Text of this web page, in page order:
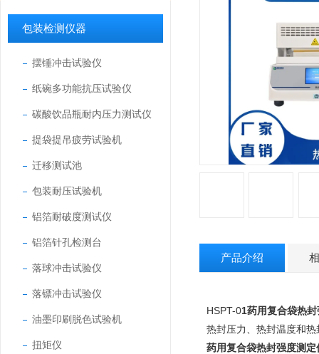
包装检测仪器
摆锤冲击试验仪
纸碗多功能抗压试验仪
碳酸饮品瓶耐内压力测试仪
提袋提吊疲劳试验机
迁移测试池
包装耐压试验机
铝箔耐破度测试仪
铝箔针孔检测台
落球冲击试验仪
落镖冲击试验仪
油墨印刷脱色试验机
扭矩仪
产品介绍
HSPT-01药用复合袋热
热封压力、热封温度和
药用复合袋热封强度测定